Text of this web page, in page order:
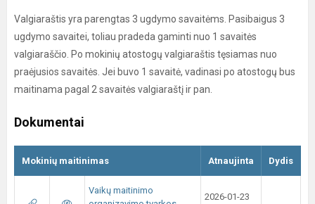
Valgiaraštis yra parengtas 3 ugdymo savaitėms. Pasibaigus 3
ugdymo savaitei, toliau pradeda gaminti nuo 1 savaitės
valgiaraščio. Po mokinių atostogų valgiaraštis tęsiamas nuo
praėjusios savaitės. Jei buvo 1 savaitė, vadinasi po atostogų bus
maitinama pagal 2 savaitės valgiaraštį ir pan.
Dokumentai
Mokinių maitinimas Atnaujinta Dydis
Vaikų maitinimo
2026-01-23